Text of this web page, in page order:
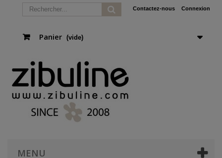
Connexion
Contactez-nous
Panier (vide)
MENU